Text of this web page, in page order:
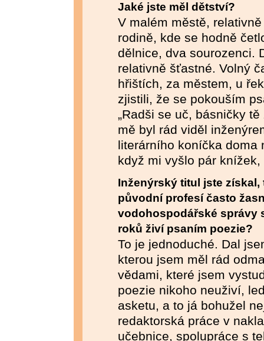
Jaké jste měl dětství?
V malém městě,
rodině, kde se hodně
dělnice, dva sourozenci.
relativně šťastné. Volný
hřištích, za městem, u
zjistili, že se pokouším
„Radši se uč, básničky
mě byl rád viděl
literárního koníčka doma
když mi vyšlo pár
Inženýrský titul jste získal,
původní profesí často
vodohospodářské správy
roků živí psaním poezie?
To je jednoduché. Dal
kterou jsem měl rád
vědami, které jsem
poezie nikoho neuživí,
asketu, a to já bohužel
redaktorská práce v
učebnice, spolupráce s